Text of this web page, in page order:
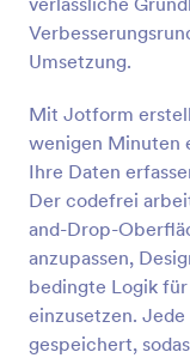
Umsetzung.
Mit Jotform
wenigen Minuten
Ihre Daten
Der codefrei
and-Drop-
anzupassen,
bedingte Logik
einzusetzen.
gespeichert,
Dokumentieren
mit dem
von Jotform,
und
Go to
Checklisten-